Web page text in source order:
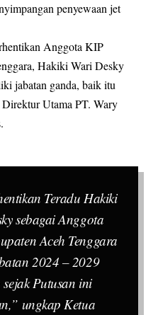
penyewaan jet
Anggota KIP
Hakiki Wari Desky
jabatan ganda, baik itu
Utama PT. Wary
Teradu Hakiki
sebagai Anggota
Aceh Tenggara
2024 – 2029
Putusan ini
ungkap Ketua